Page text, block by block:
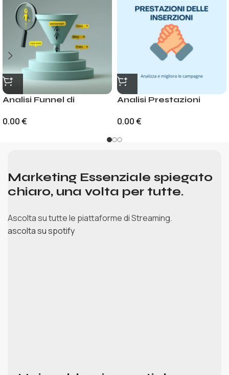
Analisi Funnel di
Problemi
0.00€
Analisi Prestazioni
Ottimizzazione
0.00€
Marketing Essenziale spiegato
chiaro, una volta per tutte.
Ascolta su tutte le piattaforme di Streaming.
ascolta su spotify